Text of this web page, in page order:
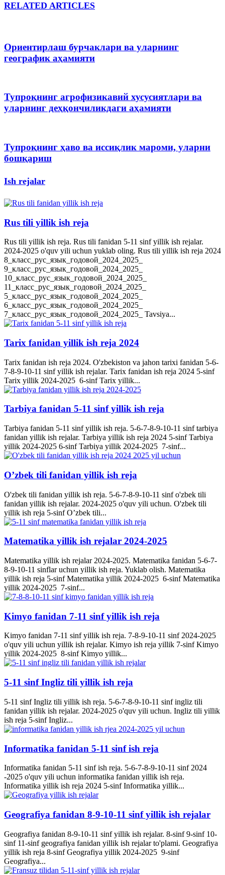
RELATED ARTICLES
Ориентирлаш бурчаклари ва уларнинг
географик аҳамияти
Тупроқнинг агрофизикавий хусусиятлари ва
уларнинг деҳқончиликдаги аҳамияти
Тупроқнинг ҳаво ва иссиқлик мароми, уларни
бошқариш
Ish rejalar
Rus tili yillik ish reja
Rus tili yillik ish reja. Rus tili fanidan 5-11 sinf yillik ish rejalar.
2024-2025 o'quv yili uchun yuklab oling. Rus tili yillik ish reja 2024
8_класс_рус_язык_годовой_2024_2025_
9_класс_рус_язык_годовой_2024_2025_
10_класс_рус_язык_годовой_2024_2025_
11_класс_рус_язык_годовой_2024_2025_
5_класс_рус_язык_годовой_2024_2025_
6_класс_рус_язык_годовой_2024_2025_
7_класс_рус_язык_годовой_2024_2025_ Tavsiya...
Tarix fanidan yillik ish reja 2024
Tarix fanidan ish reja 2024. O'zbekiston va jahon tarixi fanidan 5-6-
7-8-9-10-11 sinf yillik ish rejalar. Tarix fanidan ish reja 2024 5-sinf
Tarix yillik 2024-2025 6-sinf Tarix yillik...
Tarbiya fanidan 5-11 sinf yillik ish reja
Tarbiya fanidan 5-11 sinf yillik ish reja. 5-6-7-8-9-10-11 sinf tarbiya
fanidan yillik ish rejalar. Tarbiya yillik ish reja 2024 5-sinf Tarbiya
yillik 2024-2025 6-sinf Tarbiya yillik 2024-2025 7-sinf...
O’zbek tili fanidan yillik ish reja
O'zbek tili fanidan yillik ish reja. 5-6-7-8-9-10-11 sinf o'zbek tili
fanidan yillik ish rejalar. 2024-2025 o'quv yili uchun. O'zbek tili
yillik ish reja 5-sinf O’zbek tili...
Matematika yillik ish rejalar 2024-2025
Matematika yillik ish rejalar 2024-2025. Matematika fanidan 5-6-7-
8-9-10-11 sinflar uchun yillik ish reja. Yuklab olish. Matematika
yillik ish reja 5-sinf Matematika yillik 2024-2025 6-sinf Matematika
yillik 2024-2025 7-sinf...
Kimyo fanidan 7-11 sinf yillik ish reja
Kimyo fanidan 7-11 sinf yillik ish reja. 7-8-9-10-11 sinf 2024-2025
o'quv yili uchun yillik ish rejalar. Kimyo ish reja yillik 7-sinf Kimyo
yillik 2024-2025 8-sinf Kimyo yillik...
5-11 sinf Ingliz tili yillik ish reja
5-11 sinf Ingliz tili yillik ish reja. 5-6-7-8-9-10-11 sinf ingliz tili
fanidan yillik ish rejalar. 2024-2025 o'quv yili uchun. Ingliz tili yillik
ish reja 5-sinf Ingliz...
Informatika fanidan 5-11 sinf ish reja
Informatika fanidan 5-11 sinf ish reja. 5-6-7-8-9-10-11 sinf 2024
-2025 o'quv yili uchun informatika fanidan yillik ish reja.
Informatika yillik ish reja 2024 5-sinf Informatika yillik...
Geografiya fanidan 8-9-10-11 sinf yillik ish rejalar
Geografiya fanidan 8-9-10-11 sinf yillik ish rejalar. 8-sinf 9-sinf 10-
sinf 11-sinf geografiya fanidan yillik ish rejalar to'plami. Geografiya
yillik ish reja 8-sinf Geografiya yillik 2024-2025 9-sinf
Geografiya...